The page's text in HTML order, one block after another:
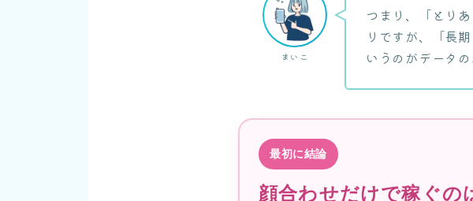
まいこ
つまり、「とり
リですが、「長
いうのがデータの
最初に結論
顔合わせだけで稼ぐの